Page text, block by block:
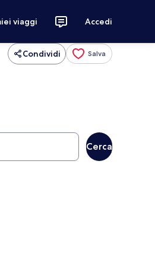
viaggi Accedi
Condividi Salva
Cerca